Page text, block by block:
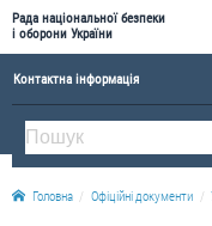
Рада національної безпеки
і оборони України
Контактна інформація
ПРО РНБОУ
Склад Ради національної безпеки
Апарат Ради національної
Головна Офіційні документи